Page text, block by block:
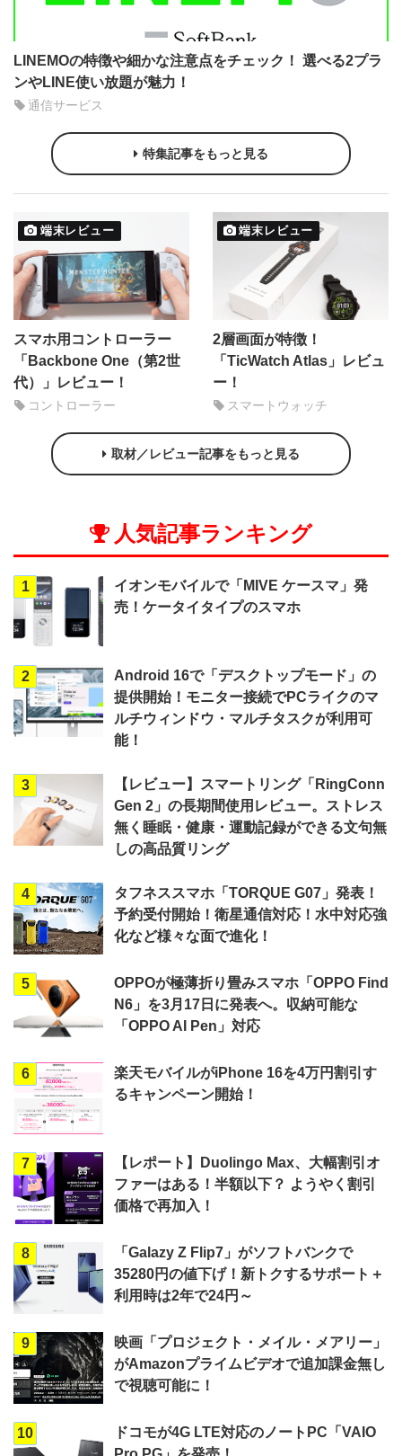
LINEMOの特徴や細かな注意点をチェック！ 選べる2プラ
ンやLINE使い放題が魅力！
通信サービス
特集記事をもっと見る
端末レビュー
スマホ用コントローラー
「Backbone One（第2世
代）」レビュー！
コントローラー
端末レビュー
2層画面が特徴！
「TicWatch Atlas」レビュ
ー！
スマートウォッチ
取材／レビュー記事をもっと見る
人気記事ランキング
1
イオンモバイルで「MIVE ケースマ」発
売！ケータイタイプのスマホ
2
Android 16で「デスクトップモード」の
提供開始！モニター接続でPCライクのマ
ルチウィンドウ・マルチタスクが利用可
能！
3
【レビュー】スマートリング「RingConn
Gen 2」の長期間使用レビュー。ストレス
無く睡眠・健康・運動記録ができる文句無
しの高品質リング
4
タフネススマホ「TORQUE G07」発表！
予約受付開始！衛星通信対応！水中対応強
化など様々な面で進化！
5
OPPOが極薄折り畳みスマホ「OPPO Find
N6」を3月17日に発表へ。収納可能な
「OPPO AI Pen」対応
6
楽天モバイルがiPhone 16を4万円割引す
るキャンペーン開始！
7
【レポート】Duolingo Max、大幅割引オ
ファーはある！半額以下？ ようやく割引
価格で再加入！
8
「Galazy Z Flip7」がソフトバンクで
35280円の値下げ！新トクするサポート＋
利用時は2年で24円～
9
映画「プロジェクト・メイル・メアリー」
がAmazonプライムビデオで追加課金無し
で視聴可能に！
10
ドコモが4G LTE対応のノートPC「VAIO